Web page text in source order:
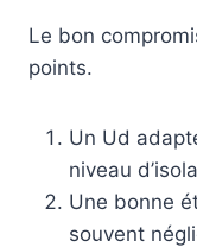
Le bon
points.
Un Ud
niveau
Une bonne
souvent